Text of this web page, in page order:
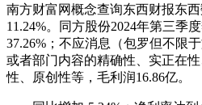
南方财富网概念查询东西财报东
11.24%。同方股份2024年第三季
37.26%；不应消息（包罗但不限
或者部门内容的精确性、实正在
性、原创性等，毛利润16.86亿。